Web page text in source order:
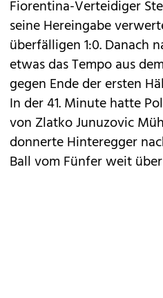
Fiorentina-Verteidiger
seine Hereingabe
überfälligen 1:0. Danach
etwas das Tempo aus
gegen Ende der ersten
In der 41. Minute hatte
von Zlatko Junuzovic
donnerte Hinteregger
Ball vom Fünfer weit